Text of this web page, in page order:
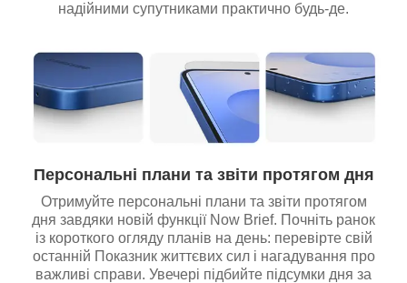
надійними супутниками практично будь-де.
Персональні плани та звіти протягом дня
Отримуйте персональні плани та звіти протягом
дня завдяки новій функції Now Brief. Почніть ранок
із короткого огляду планів на день: перевірте свій
останній Показник життєвих сил і нагадування про
важливі справи. Увечері підбийте підсумки дня за